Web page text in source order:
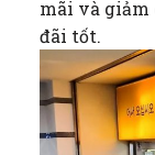
mãi và giảm
đãi tốt.